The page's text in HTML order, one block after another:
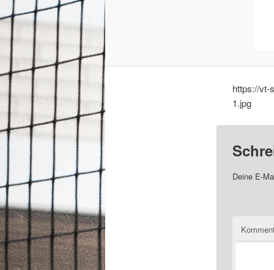
https://vt-
1.jpg
Deine E-